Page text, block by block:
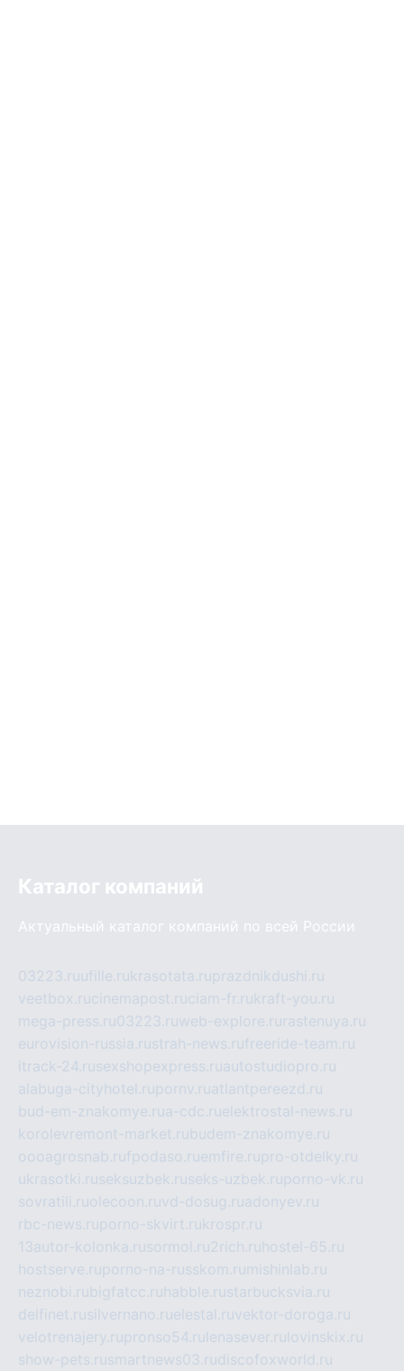
Каталог компаний
Актуальный каталог компаний по всей России
03223.ruufille.rukrasotata.ruprazdnikdushi.ru
veetbox.rucinemapost.ruciam-fr.rukraft-you.ru
mega-press.ru03223.ruweb-explore.ru rastenuya.ru
eurovision-russia.rustrah-news.rufreeride-team.ru
itrack-24.rusexshopexpress.ruautostudiopro.ru
alabuga-cityhotel.rupornv.ruatlantpereezd.ru
bud-em-znakomye.rua-cdc.ruelektrostal-news.ru
korolevremont-market.rubudem-znakomye.ru
oooagrosnab.rufpodaso.ruemfire.rupro-otdelky.ru
ukrasotki.ruseksuzbek.ruseks-uzbek.ruporno-vk.ru
sovratili.ruolecoon.ruvd-dosug.ruadonyev.ru
rbc-news.ruporno-skvirt.rukrospr.ru
13autor-kolonka.rusormol.ru2rich.ru hostel-65.ru
hostserve.ruporno-na-russkom.ru mishinlab.ru
neznobi.rubigfatcc.ru habble.rustarbucksvia.ru
delfinet.rusilvernano.ruelestal.ruvektor-doroga.ru
velotrenajery.rupronso54.ru lenasever.ru lovinskix.ru
show-pets.rusmartnews03.rudiscofoxworld.ru